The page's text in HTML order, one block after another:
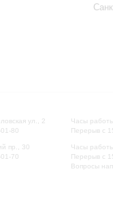
ул., 2
80
пр., 30
70
Часы
Перерыв с
Часы
Перерыв с
Вопросы